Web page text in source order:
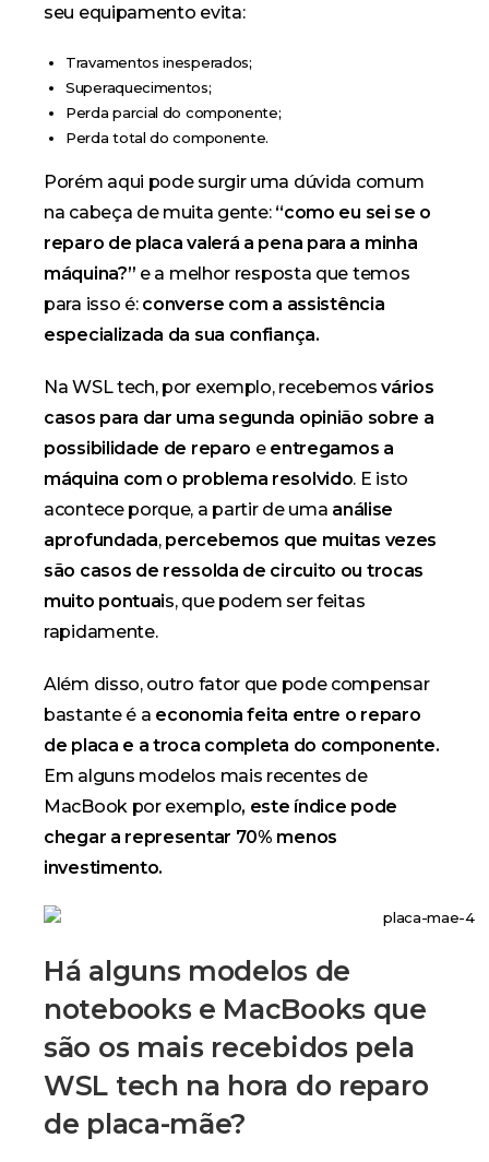
seu equipamento evita:
Travamentos inesperados;
Superaquecimentos;
Perda parcial do componente;
Perda total do componente.
Porém aqui pode surgir uma dúvida comum
na cabeça de muita gente: “como eu sei se o
reparo de placa valerá a pena para a minha
máquina?” e a melhor resposta que temos
para isso é: converse com a assistência
especializada da sua confiança.
Na WSL tech, por exemplo, recebemosvários
casos para dar uma segunda opinião sobre a
possibilidade de reparo e entregamos a
máquina com o problema resolvido. E isto
acontece porque, a partir de uma análise
aprofundada, percebemos que muitas vezes
são casos de ressolda de circuito ou trocas
muito pontuais, que podem ser feitas
rapidamente.
Além disso, outro fator que pode compensar
bastante é a economia feita entre o reparo
de placa e a troca completa do componente.
Em alguns modelos mais recentes de
MacBook por exemplo, este índice pode
chegar a representar 70% menos
investimento.
Há alguns modelos de
notebooks e MacBooks que
são os mais recebidos pela
WSL tech na hora do reparo
de placa-mãe?